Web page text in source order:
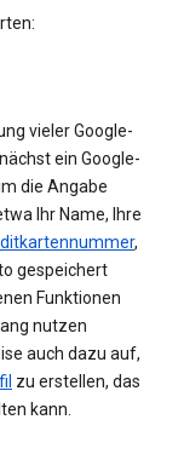
vieler Google-
ein Google-
die Angabe
Ihr Name, Ihre
,
gespeichert
Funktionen
nutzen
auch dazu auf,
zu erstellen, das
kann.